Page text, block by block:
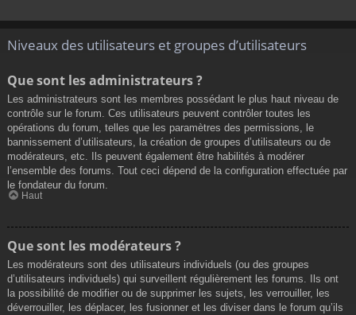
Niveaux des utilisateurs et groupes d’utilisateurs
Que sont les administrateurs ?
Les administrateurs sont les membres possédant le plus haut niveau de
contrôle sur le forum. Ces utilisateurs peuvent contrôler toutes les
opérations du forum, telles que les paramètres des permissions, le
bannissement d’utilisateurs, la création de groupes d’utilisateurs ou de
modérateurs, etc. Ils peuvent également être habilités à modérer
l’ensemble des forums. Tout ceci dépend de la configuration effectuée par
le fondateur du forum.
Haut
Que sont les modérateurs ?
Les modérateurs sont des utilisateurs individuels (ou des groupes
d’utilisateurs individuels) qui surveillent régulièrement les forums. Ils ont
la possibilité de modifier ou de supprimer les sujets, les verrouiller, les
déverrouiller, les déplacer, les fusionner et les diviser dans le forum qu’ils